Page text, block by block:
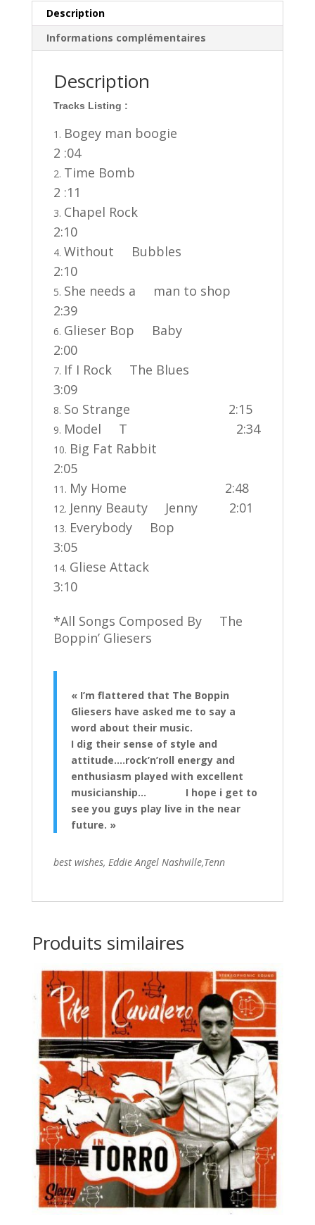
Description
Informations complémentaires
Description
Tracks Listing :
Bogey man boogie
2 :04
Time Bomb
2 :11
Chapel Rock
2:10
Without Bubbles
2:10
She needs a man to shop
2:39
Glieser Bop Baby
2:00
If I Rock The Blues
3:09
So Strange 2:15
Model T 2:34
Big Fat Rabbit
2:05
My Home 2:48
Jenny Beauty Jenny 2:01
Everybody Bop
3:05
Gliese Attack
3:10
*All Songs Composed By The
Boppin’ Gliesers
« I’m flattered that The Boppin
Gliesers have asked me to say a
word about their music.
I dig their sense of style and
attitude….rock’n’roll energy and
enthusiasm played with excellent
musicianship… I hope i get to
see you guys play live in the near
future. »
best wishes, Eddie Angel Nashville,Tenn
Produits similaires